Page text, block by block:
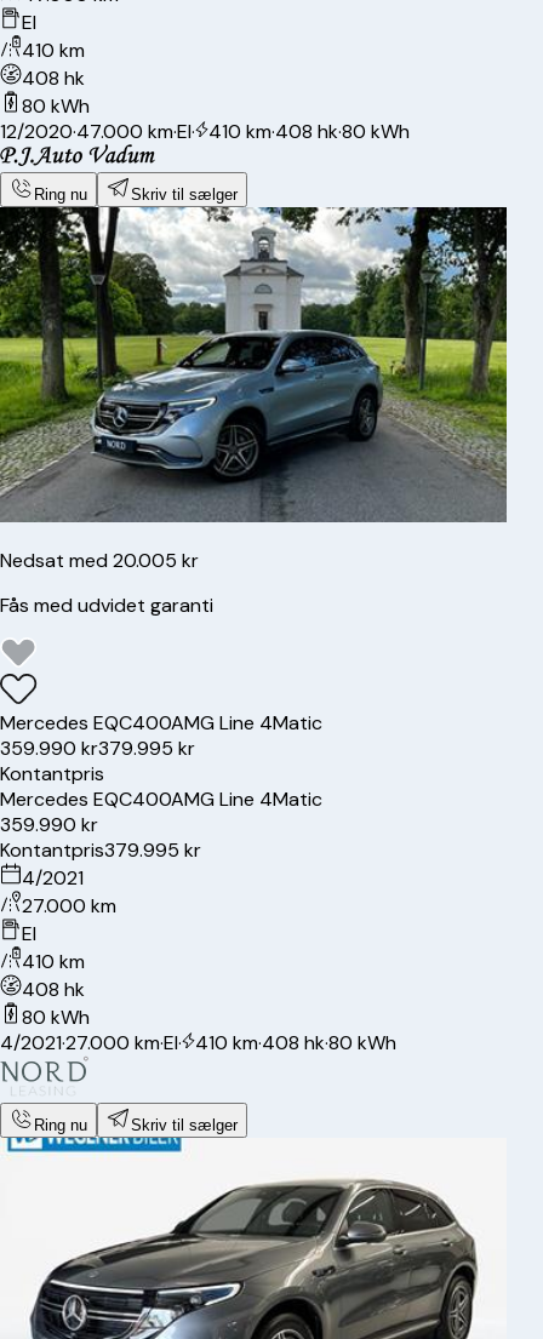
El
410 km
408 hk
80 kWh
12/2020·47.000 km·El· 410 km·408 hk·80 kWh
Ring nu Skriv til sælger
Nedsat med 20.005 kr
Fås med udvidet garanti
Mercedes EQC400AMG Line 4Matic
359.990 kr379.995 kr
Kontantpris
Mercedes EQC400AMG Line 4Matic
359.990 kr
Kontantpris379.995 kr
4/2021
27.000 km
El
410 km
408 hk
80 kWh
4/2021·27.000 km·El· 410 km·408 hk·80 kWh
Ring nu Skriv til sælger